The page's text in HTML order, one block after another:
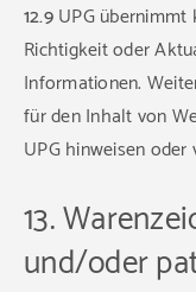
12.9UPG übernimmt
Richtigkeit oder
Informationen.
für den Inhalt von
UPG hinweisen oder
13.
und/oder